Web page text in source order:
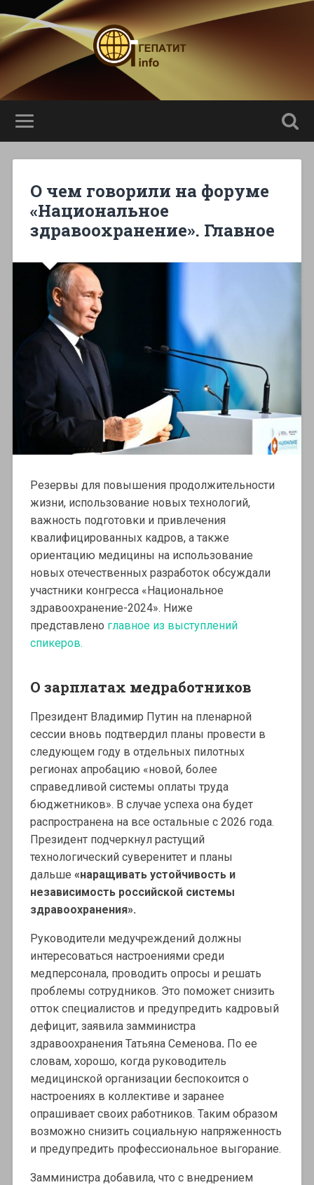
О чем говорили на форуме
«Национальное
здравоохранение». Главное
Резервы для повышения продолжительности
жизни, использование новых технологий,
важность подготовки и привлечения
квалифицированных кадров, а также
ориентацию медицины на использование
новых отечественных разработок обсуждали
участники конгресса «Национальное
здравоохранение-2024». Ниже
представлено главное из выступлений
спикеров.
О зарплатах медработников
Президент Владимир Путин на пленарной
сессии вновь подтвердил планы провести в
следующем году в отдельных пилотных
регионах апробацию «новой, более
справедливой системы оплаты труда
бюджетников». В случае успеха она будет
распространена на все остальные с 2026 года.
Президент подчеркнул растущий
технологический суверенитет и планы
дальше «наращивать устойчивость и
независимость российской системы
здравоохранения».
Руководители медучреждений должны
интересоваться настроениями среди
медперсонала, проводить опросы и решать
проблемы сотрудников. Это поможет снизить
отток специалистов и предупредить кадровый
дефицит, заявила замминистра
здравоохранения Татьяна Семенова. По ее
словам, хорошо, когда руководитель
медицинской организации беспокоится о
настроениях в коллективе и заранее
опрашивает своих работников. Таким образом
возможно снизить социальную напряженность
и предупредить профессиональное выгорание.
Замминистра добавила, что с внедрением